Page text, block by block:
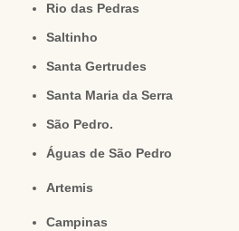
Rio das Pedras
Saltinho
Santa Gertrudes
Santa Maria da Serra
São Pedro.
Águas de São Pedro
Artemis
Campinas